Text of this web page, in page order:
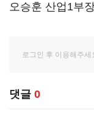
오승훈 산업1부
댓글 0